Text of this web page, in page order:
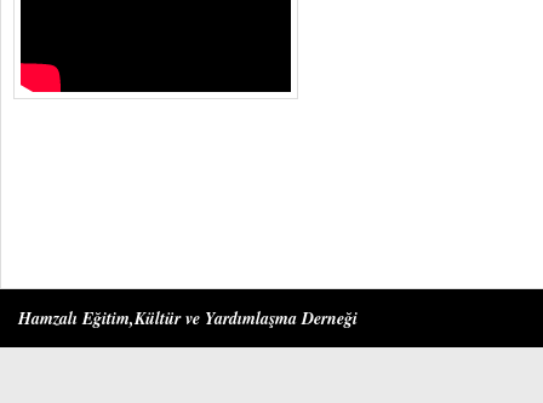
Hamzalı Eğitim,Kültür ve Yardımlaşma Derneği